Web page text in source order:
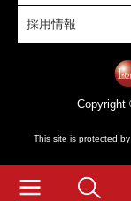
採用情報
Copyright
This site is protected